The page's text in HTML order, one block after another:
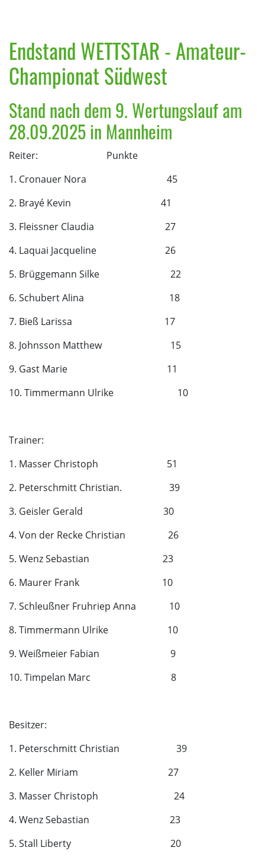
Endstand WETTSTAR - Amateur-
Championat Südwest
Stand nach dem 9. Wertungslauf am
28.09.2025 in Mannheim
Reiter: Punkte
1. Cronauer Nora 45
2. Brayé Kevin 41
3. Fleissner Claudia 27
4. Laquai Jacqueline 26
5. Brüggemann Silke 22
6. Schubert Alina 18
7. Bieß Larissa 17
8. Johnsson Matthew 15
9. Gast Marie 11
10. Timmermann Ulrike 10
Trainer:
1. Masser Christoph 51
2. Peterschmitt Christian. 39
3. Geisler Gerald 30
4. Von der Recke Christian 26
5. Wenz Sebastian 23
6. Maurer Frank 10
7. Schleußner Fruhriep Anna 10
8. Timmermann Ulrike 10
9. Weißmeier Fabian 9
10. Timpelan Marc 8
Besitzer:
1. Peterschmitt Christian 39
2. Keller Miriam 27
3. Masser Christoph 24
4. Wenz Sebastian 23
5. Stall Liberty 20